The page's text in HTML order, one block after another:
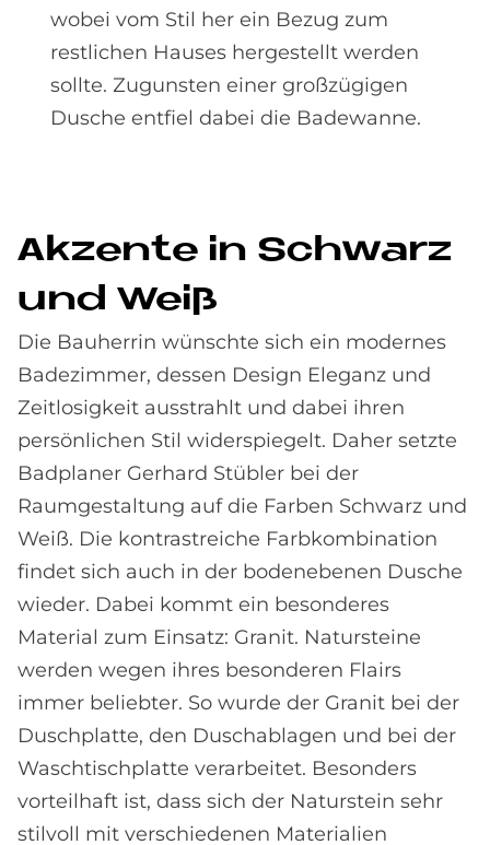
wobei vom Stil her ein Bezug zum
restlichen Hauses hergestellt werden
sollte. Zugunsten einer großzügigen
Dusche entfiel dabei die Badewanne.
Ak­zen­te in Schwarz
und Weiß
Die Bauherrin wünschte sich ein modernes
Badezimmer, dessen Design Eleganz und
Zeitlosigkeit ausstrahlt und dabei ihren
persönlichen Stil widerspiegelt. Daher setzte
Badplaner Gerhard Stübler bei der
Raumgestaltung auf die Farben Schwarz und
Weiß. Die kontrastreiche Farbkombination
findet sich auch in der bodenebenen Dusche
wieder. Dabei kommt ein besonderes
Material zum Einsatz: Granit. Natursteine
werden wegen ihres besonderen Flairs
immer beliebter. So wurde der Granit bei der
Duschplatte, den Duschablagen und bei der
Waschtischplatte verarbeitet. Besonders
vorteilhaft ist, dass sich der Naturstein sehr
stilvoll mit verschiedenen Materialien